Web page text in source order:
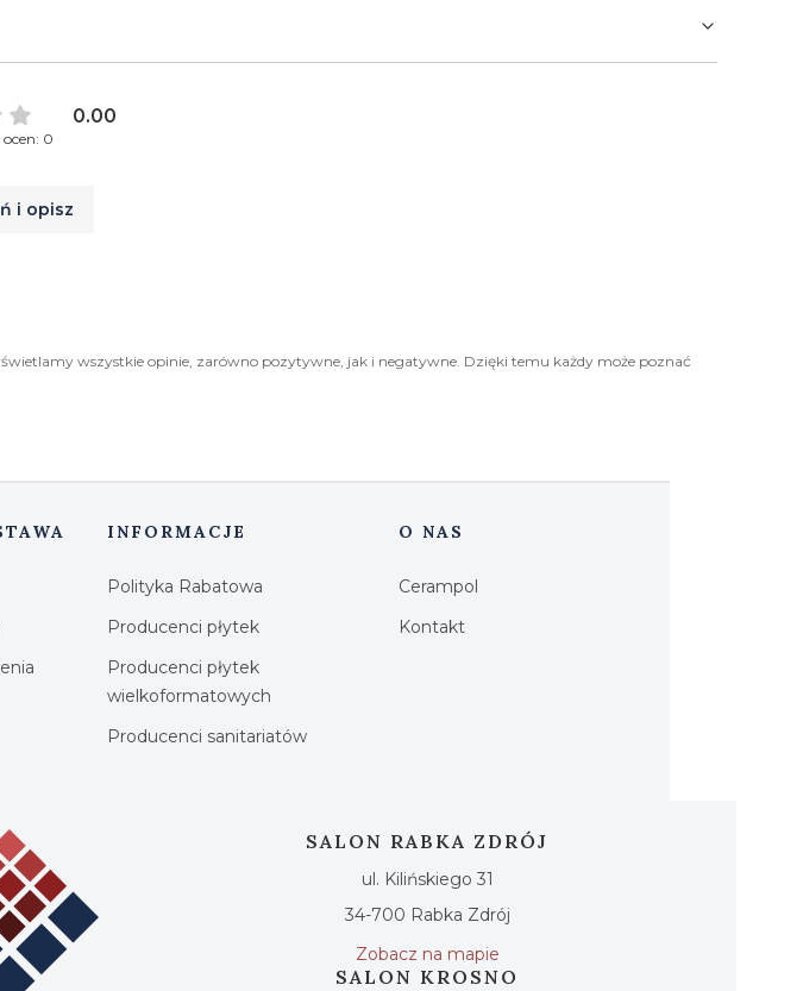
0.00
0
i opisz
wszystkie opinie, zarówno pozytywne, jak i negatywne. Dzięki temu każdy może poznać
INFORMACJE
Polityka Rabatowa
Producenci płytek
Producenci płytek
wielkoformatowych
Producenci sanitariatów
O NAS
Cerampol
Kontakt
SALON RABKA ZDRÓJ
ul. Kilińskiego 31
34-700 Rabka Zdrój
Zobacz na mapie
SALON KROSNO